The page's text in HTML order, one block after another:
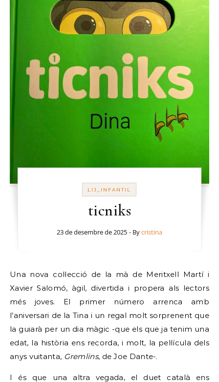
LIJ_INFANTIL
ticniks
23 de desembre de 2025 - Bycristina
Una nova col·lecció de la mà de Meritxell Martí i
Xavier Salomó, àgil, divertida i propera als lectors
més joves. El primer número arrenca amb
l’aniversari de la Tina i un regal molt sorprenent que
la guiarà per un dia màgic -que els que ja tenim una
edat, la història ens recorda, i molt, la pel·lícula dels
anys vuitanta, Gremlins, de Joe Dante-.
I és que una altra vegada, el duet català ens